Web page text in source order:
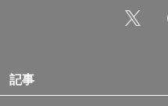
記事